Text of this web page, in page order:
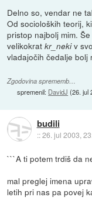
Delno so, vendar ne
Od socioloških teorij,
pristop najbolj mim.
velikokratkr_nekiv
vladajočih čedalje bolj
Zgodovina sprememb…
spremenil: DavidJ (26. jul
budili
::26. jul 2003,
```A ti potem trdiš da
mal preglej imena
letih pri nas pa povej